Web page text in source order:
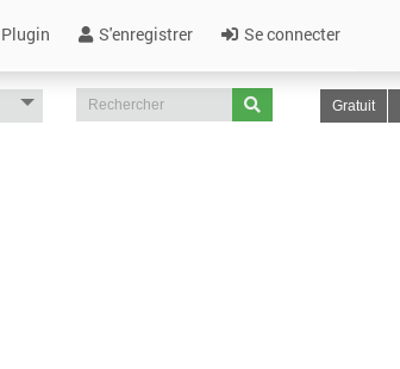
Plugin S'enregistrer Se connecter
Gratuit